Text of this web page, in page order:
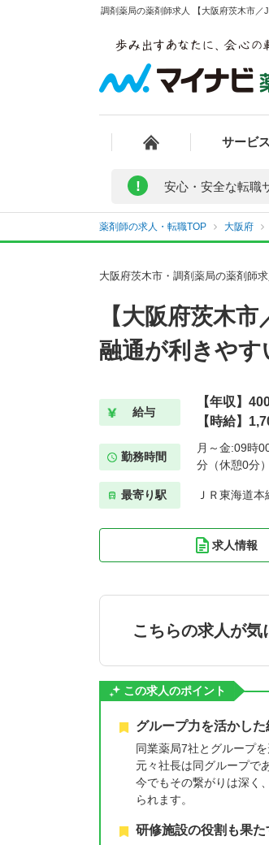
調剤薬局の薬剤師求人 【大阪府茨木市
サービ
! 安心・安全な転職
薬剤師の求人・転職TOP 大阪府
大阪府茨木市・調剤薬局の薬剤師求
【大阪府茨木
融通が利きやす
給与
【年収】
【時給】
勤務時間
月～金:09時
分（休憩0分）
最寄り駅 ＪＲ東海道
求人情報
こちらの求人が気
この求人のポイント
グループ力を活かし
同業薬局7社とグループ
元々社長は同グループで
今でもその繋がりは深く
られます。
研修施設の役割も果た